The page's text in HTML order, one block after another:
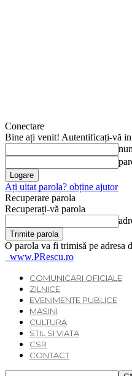
Conectare
Bine ați venit! Autentificați-vă
Ați uitat parola? obține ajutor
Recuperare parola
Recuperați-vă parola
O parola va fi trimisă pe adresa
www.PRescu.ro
COMUNICARI OFICIALE
ZILNICE
EVENIMENTE PUBLICE
MASINI
CULTURA
STIL SI VIATA
CSR
CONTACT